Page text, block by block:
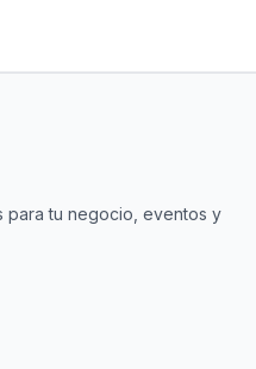
para tu negocio, eventos y